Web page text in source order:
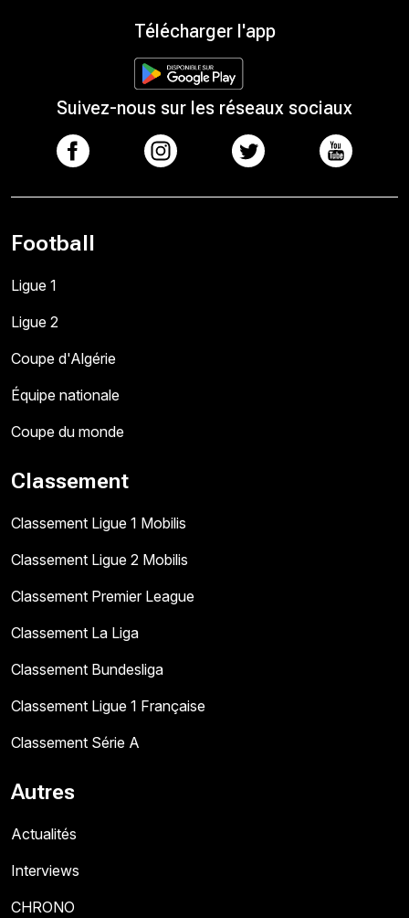
Télécharger l'app
Suivez-nous sur les réseaux sociaux
Football
Ligue 1
Ligue 2
Coupe d'Algérie
Équipe nationale
Coupe du monde
Classement
Classement Ligue 1 Mobilis
Classement Ligue 2 Mobilis
Classement Premier League
Classement La Liga
Classement Bundesliga
Classement Ligue 1 Française
Classement Série A
Autres
Actualités
Interviews
CHRONO